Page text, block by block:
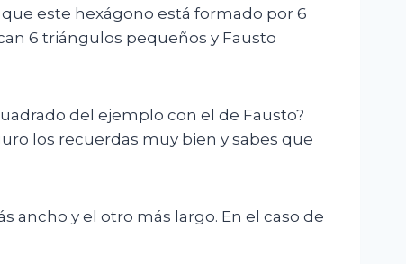
este hexágono está formado por 6
6 triángulos pequeños y Fausto
del ejemplo con el de Fausto?
los recuerdas muy bien y sabes que
ancho y el otro más largo. En el caso de